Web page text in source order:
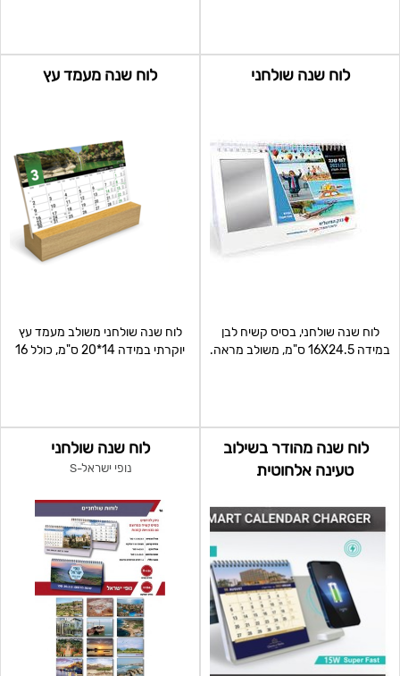
לוח שנה שולחני
לוח שנה שולחני, בסיס קשיח לבן
במידה 16X24.5 ס"מ, משולב מראה.
לוח שנה מעמד עץ
לוח שנה שולחני משולב מעמד עץ
יוקרתי במידה 14*20 ס"מ, כולל 16
לוח שנה מהודר בשילוב
טעינה אלחוטית
לוח שנה שולחני
נופי ישראל-S